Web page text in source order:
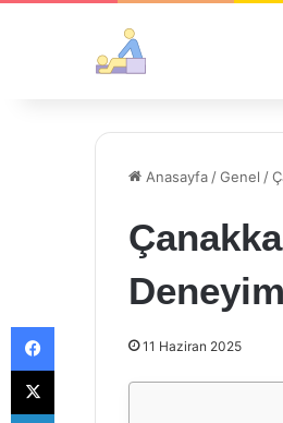
Anasayfa /Genel /
11 Haziran 2025
Facebook
X
LinkedIn